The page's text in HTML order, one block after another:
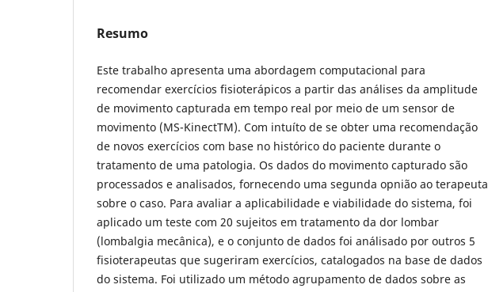
Resumo
Este trabalho apresenta uma abordagem computacional para
recomendar exercícios fisioterápicos a partir das análises da amplitude
de movimento capturada em tempo real por meio de um sensor de
movimento (MS-KinectTM). Com intuíto de se obter uma recomendação
de novos exercícios com base no histórico do paciente durante o
tratamento de uma patologia. Os dados do movimento capturado são
processados e analisados, fornecendo uma segunda opnião ao terapeuta
sobre o caso. Para avaliar a aplicabilidade e viabilidade do sistema, foi
aplicado um teste com 20 sujeitos em tratamento da dor lombar
(lombalgia mecânica), e o conjunto de dados foi análisado por outros 5
fisioterapeutas que sugeriram exercícios, catalogados na base de dados
do sistema. Foi utilizado um método agrupamento de dados sobre as